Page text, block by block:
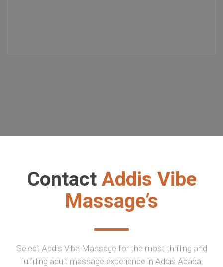
Contact Addis Vibe
Massage’s
Select Addis Vibe Massage for the most thrilling and
fulfilling adult massage experience in Addis Ababa,